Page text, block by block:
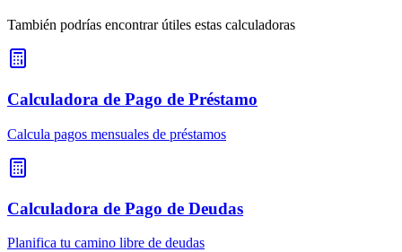
También podrías encontrar útiles estas calculadoras
Calculadora de Pago de Préstamo
Calcula pagos mensuales de préstamos
Calculadora de Pago de Deudas
Planifica tu camino libre de deudas